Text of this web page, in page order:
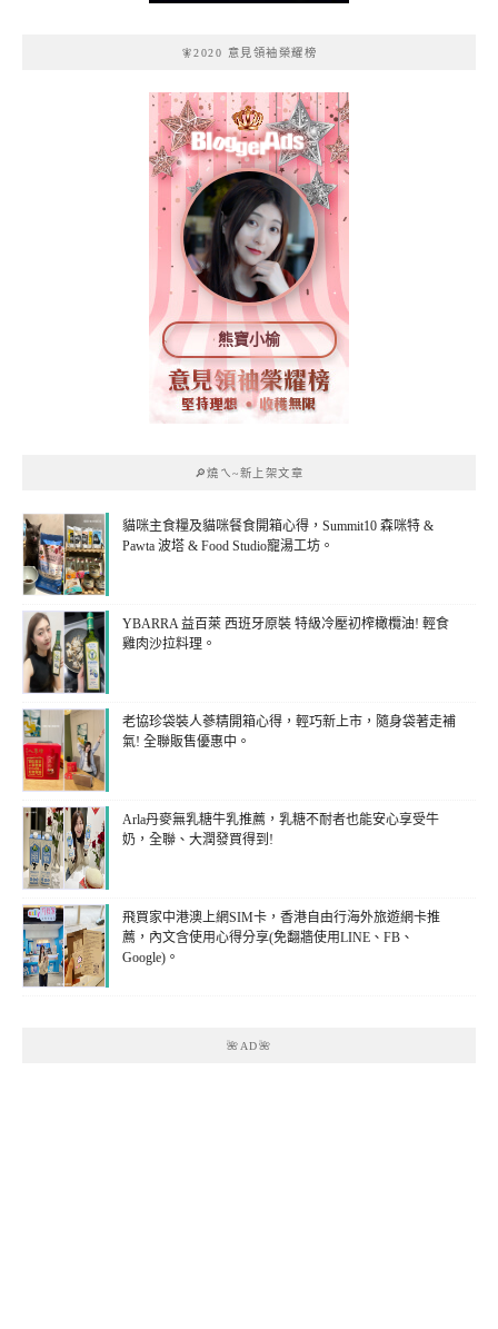
🧚2020 意見領袖榮耀榜
熊寶小榆
🔎燒ㄟ~新上架文章
貓咪主食糧及貓咪餐食開箱心得，Summit10 森咪特 &
Pawta 波塔 & Food Studio寵湯工坊。
YBARRA 益百萊 西班牙原裝 特級冷壓初榨橄欖油! 輕食
雞肉沙拉料理。
老協珍袋裝人蔘精開箱心得，輕巧新上市，隨身袋著走補
氣! 全聯販售優惠中。
Arla丹麥無乳糖牛乳推薦，乳糖不耐者也能安心享受牛
奶，全聯、大潤發買得到!
飛買家中港澳上網SIM卡，香港自由行海外旅遊網卡推
薦，內文含使用心得分享(免翻牆使用LINE、FB、
Google)。
🌺AD🌺